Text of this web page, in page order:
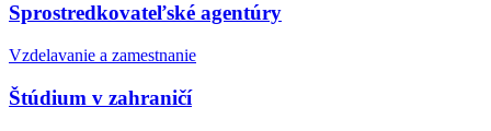
Sprostredkovateľské agentúry
Vzdelavanie a zamestnanie
Štúdium v zahraničí